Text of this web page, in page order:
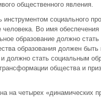
общественного явления.
социального
Во имя
образование должно
образования должен быть
должно стать социальным
общества и
на четырех «динамических